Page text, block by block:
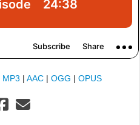
MP3 | AAC | OGG | OPUS